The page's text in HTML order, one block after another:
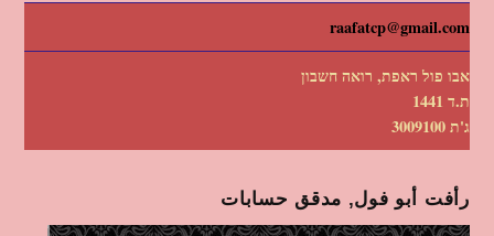
raafatcp@gmail.com
אבו פול ראפת, רואה חשבון
ת.ד 1441
ג'ת 3009100
رأفت أبو فول, مدقق حسابات